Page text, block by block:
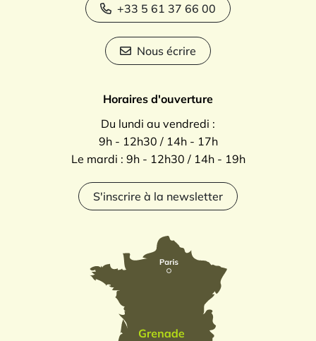
+33 5 61 37 66 00
Nous écrire
Horaires d'ouverture
Du lundi au vendredi :
9h - 12h30 / 14h - 17h
Le mardi : 9h - 12h30 / 14h - 19h
S'inscrire à la newsletter